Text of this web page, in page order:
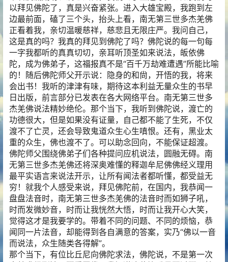
以拜见佛陀了，真是兴奋紧张。进入大雄宝殿，我跑到左
边最前面，磕了三个头，抬头上看，南无第三世多杰羌佛
正看着我，亲切温暖慈祥，慈悲且无限庄严。我问自己，
这是真的吗？我真的拜见到佛陀了吗？佛陀说的每一句每
一字我都听的真真切切，亲耳听顶圣如来说法，皈依佛
陀，成为佛弟子，这福报真不是“百千万劫难遭遇”所能比喻
的！随后佛陀师父开示说：隐身的和尙，开悟的我，将来
会出书！我听的津津有味，期待这本利益无量众生的书早
日出版，前言部分已发表在各大网络平台。南无第三世多
杰羌佛说法精妙绝伦。那个当下，我听到佛陀说，渡亡的
功德很大，但是如果没有证量，自己都不能了生死，不仅
渡不了亡灵，还会导致鬼道众生心生嗔恨。还有，黑业太
重的众生，佛也渡不了。可以助念回向，不能保证超渡。
佛陀师父围绕佛弟子们各种提问应机说法，圆融无碍。南
无第三世多杰羌佛还将深奥难懂的释迦牟尼佛佛经义理用
最平实语言来说法开示，让所有闻法者都听懂，都受益无
穷！就我个人感受来说，拜见佛陀前，在国内，我恭闻一
盘盘法音时，南无第三世多杰羌佛的法音时而如狮子吼，
时而发微妙音，时而让我恍然大悟，时而让我开心大笑，
觉得这才是我要学的。带着不同的问题、不同的烦恼，恭
闻同一片法音，却能得到各自满意的答案，实乃“佛以一音
而说法，众生随类各得解”。
那个当下，有位比丘尼向佛陀求法，佛陀说，不是第一次